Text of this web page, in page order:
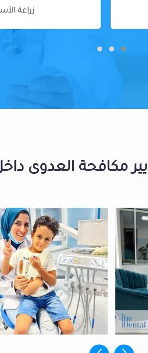
مكافحة العدوى